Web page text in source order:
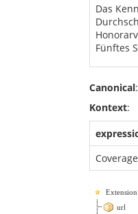
Das
Fünftes
Canonical:
Kontext:
Coverage
Extension
url